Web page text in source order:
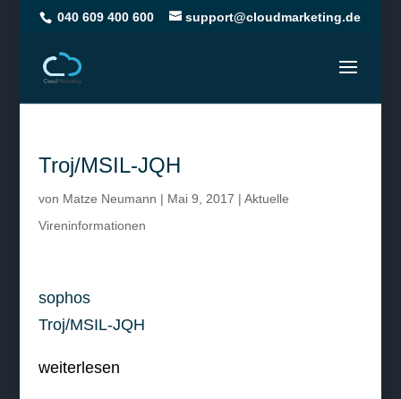
040 609 400 600 support@cloudmarketing.de
Troj/MSIL-JQH
von Matze Neumann | Mai 9, 2017 | Aktuelle
Vireninformationen
sophos
Troj/MSIL-JQH
weiterlesen